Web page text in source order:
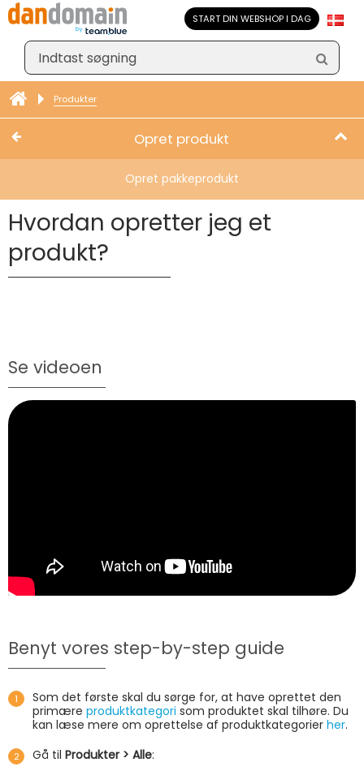
START DIN WEBSHOP I DAG
Produkter
Opret produkt
Opret pakkeprodukt
Hvordan opretter jeg et
produkt?
Se videoen
Benyt vores step-by-step guide
Som det første skal du sørge for, at have oprettet den
primære produktkategori som produktet skal tilhøre. Du
kan læse mere om oprettelse af produktkategorier her.
Gå til Produkter > Alle: